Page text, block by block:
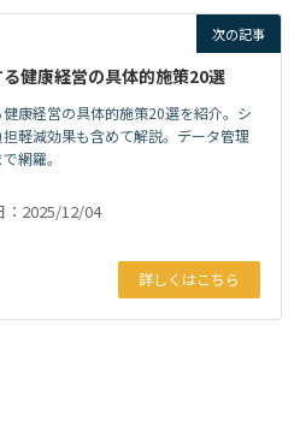
次の記事
健康経営の具体的施策20選
康経営の具体的施策20選を紹介。シ
軽減効果も含めて解説。データ管理
網羅。
詳しくはこちら
2025/12/04